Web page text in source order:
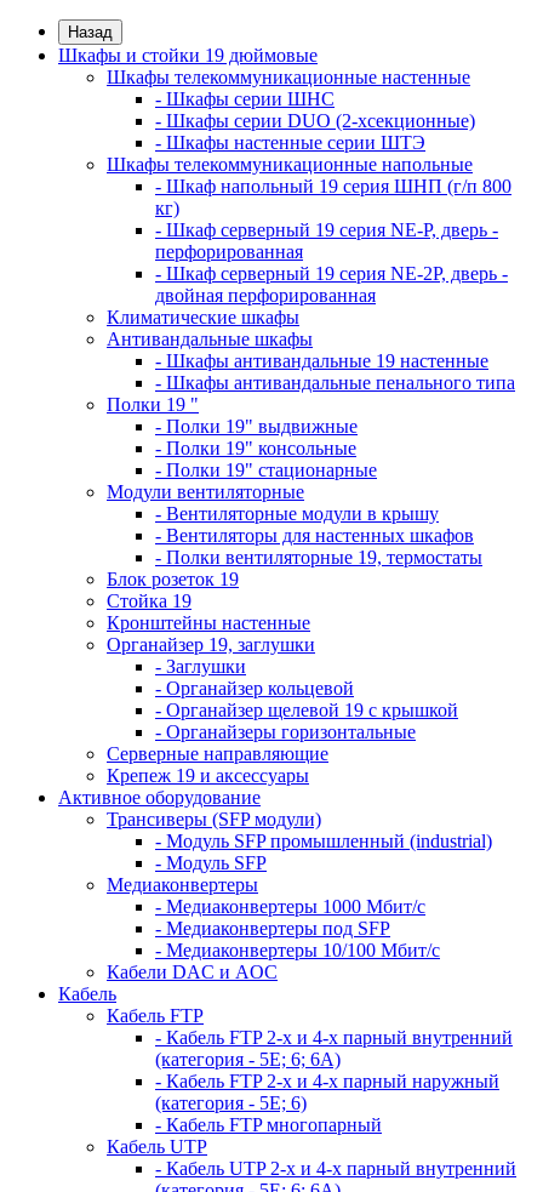
Назад
Шкафы и стойки 19 дюймовые
Шкафы телекоммуникационные настенные
- Шкафы серии ШНС
- Шкафы серии DUO (2-хсекционные)
- Шкафы настенные серии ШТЭ
Шкафы телекоммуникационные напольные
- Шкаф напольный 19 серия ШНП (г/п 800
кг)
- Шкаф серверный 19 серия NE-P, дверь -
перфорированная
- Шкаф серверный 19 серия NE-2P, дверь -
двойная перфорированная
Климатические шкафы
Антивандальные шкафы
- Шкафы антивандальные 19 настенные
- Шкафы антивандальные пенального типа
Полки 19 "
- Полки 19" выдвижные
- Полки 19" консольные
- Полки 19" стационарные
Модули вентиляторные
- Вентиляторные модули в крышу
- Вентиляторы для настенных шкафов
- Полки вентиляторные 19, термостаты
Блок розеток 19
Стойка 19
Кронштейны настенные
Органайзер 19, заглушки
- Заглушки
- Органайзер кольцевой
- Органайзер щелевой 19 с крышкой
- Органайзеры горизонтальные
Серверные направляющие
Крепеж 19 и аксессуары
Активное оборудование
Трансиверы (SFP модули)
- Модуль SFP промышленный (industrial)
- Модуль SFP
Медиаконвертеры
- Медиаконвертеры 1000 Мбит/с
- Медиаконвертеры под SFP
- Медиаконвертеры 10/100 Мбит/с
Кабели DAC и AOC
Кабель
Кабель FTP
- Кабель FTP 2-х и 4-х парный внутренний
(категория - 5Е; 6; 6А)
- Кабель FTP 2-х и 4-х парный наружный
(категория - 5Е; 6)
- Кабель FTP многопарный
Кабель UTP
- Кабель UTP 2-х и 4-х парный внутренний